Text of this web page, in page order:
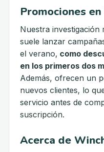
Promociones
Nuestra investigación
suele lanzar
el verano, como
en los primeros dos
Además, ofrecen un
nuevos clientes, lo
servicio antes de
suscripción.
Acerca de